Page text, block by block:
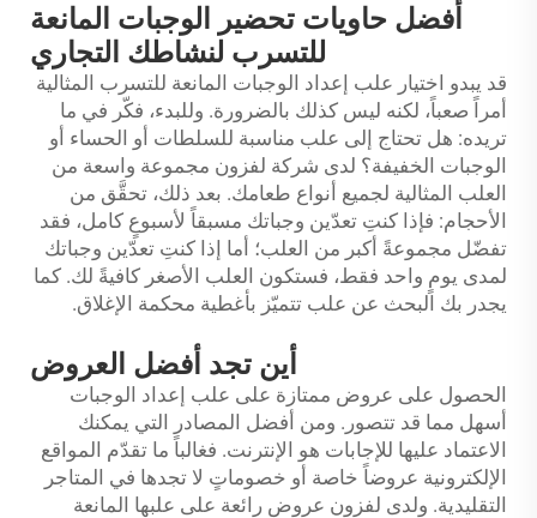
أفضل حاويات تحضير الوجبات المانعة
للتسرب لنشاطك التجاري
قد يبدو اختيار علب إعداد الوجبات المانعة للتسرب المثالية
أمراً صعباً، لكنه ليس كذلك بالضرورة. وللبدء، فكّر في ما
تريده: هل تحتاج إلى علب مناسبة للسلطات أو الحساء أو
الوجبات الخفيفة؟ لدى شركة لفزون مجموعة واسعة من
العلب المثالية لجميع أنواع طعامك. بعد ذلك، تحقَّق من
الأحجام: فإذا كنتِ تعدّين وجباتك مسبقاً لأسبوعٍ كامل، فقد
تفضّل مجموعةً أكبر من العلب؛ أما إذا كنتِ تعدّين وجباتك
لمدى يومٍ واحد فقط، فستكون العلب الأصغر كافيةً لك. كما
يجدر بك البحث عن علب تتميّز بأغطية محكمة الإغلاق.
أين تجد أفضل العروض
الحصول على عروض ممتازة على علب إعداد الوجبات
أسهل مما قد تتصور. ومن أفضل المصادر التي يمكنك
الاعتماد عليها للإجابات هو الإنترنت. فغالباً ما تقدّم المواقع
الإلكترونية عروضاً خاصة أو خصوماتٍ لا تجدها في المتاجر
التقليدية. ولدى لفزون عروض رائعة على علبها المانعة